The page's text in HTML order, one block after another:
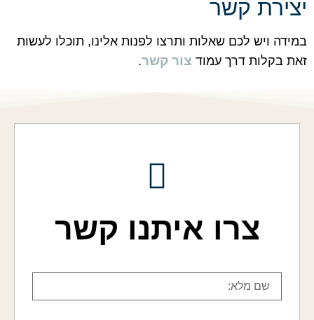
יצירת קשר
במידה ויש לכם שאלות ותרצו לפנות אלינו, תוכלו לעשות
זאת בקלות דרך עמוד צור קשר.
צרו איתנו קשר